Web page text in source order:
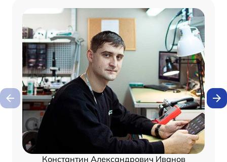
Константин Александрович Иванов